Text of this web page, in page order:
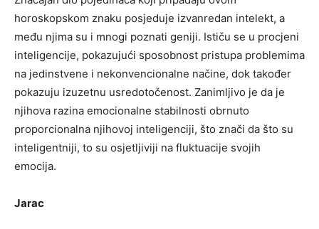
horoskopskom znaku posjeduje izvanredan intelekt, a
među njima su i mnogi poznati geniji. Ističu se u procjeni
inteligencije, pokazujući sposobnost pristupa problemima
na jedinstvene i nekonvencionalne načine, dok također
pokazuju izuzetnu usredotočenost. Zanimljivo je da je
njihova razina emocionalne stabilnosti obrnuto
proporcionalna njihovoj inteligenciji, što znači da što su
inteligentniji, to su osjetljiviji na fluktuacije svojih
emocija.
Jarac